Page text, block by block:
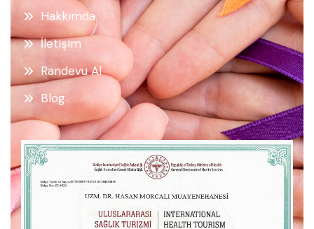
Hakkımda
İletişim
Randevu Al
Blog